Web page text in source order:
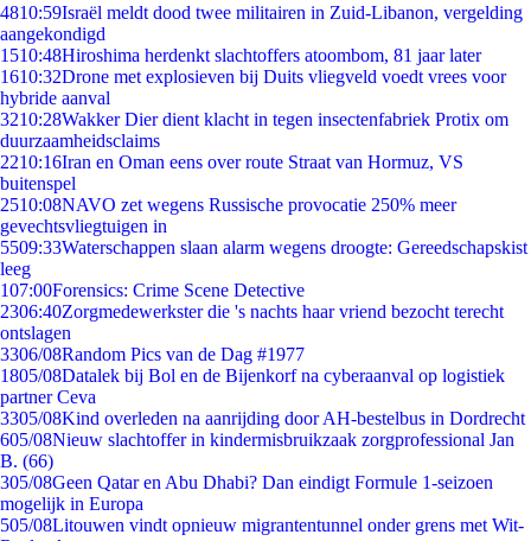
4810:59Israël meldt dood twee militairen in Zuid-Libanon, vergelding
aangekondigd
1510:48Hiroshima herdenkt slachtoffers atoombom, 81 jaar later
1610:32Drone met explosieven bij Duits vliegveld voedt vrees voor
hybride aanval
3210:28Wakker Dier dient klacht in tegen insectenfabriek Protix om
duurzaamheidsclaims
2210:16Iran en Oman eens over route Straat van Hormuz, VS
buitenspel
2510:08NAVO zet wegens Russische provocatie 250% meer
gevechtsvliegtuigen in
5509:33Waterschappen slaan alarm wegens droogte: Gereedschapskist
leeg
107:00Forensics: Crime Scene Detective
2306:40Zorgmedewerkster die 's nachts haar vriend bezocht terecht
ontslagen
3306/08Random Pics van de Dag #1977
1805/08Datalek bij Bol en de Bijenkorf na cyberaanval op logistiek
partner Ceva
3305/08Kind overleden na aanrijding door AH-bestelbus in Dordrecht
605/08Nieuw slachtoffer in kindermisbruikzaak zorgprofessional Jan
B. (66)
305/08Geen Qatar en Abu Dhabi? Dan eindigt Formule 1-seizoen
mogelijk in Europa
505/08Litouwen vindt opnieuw migrantentunnel onder grens met Wit-